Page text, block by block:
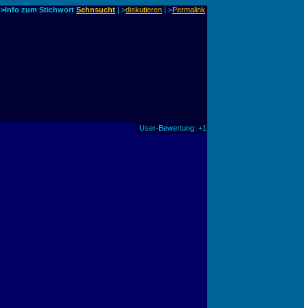
>Info zum Stichwort Sehnsucht | >diskutieren | >Permalink
User-Bewertung: +1